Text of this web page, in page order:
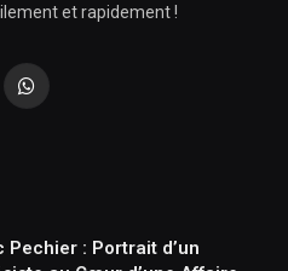
et rapidement !
WhatsApp
Pechier : Portrait d’un